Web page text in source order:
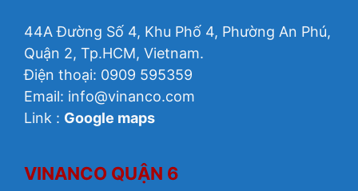
44A Đường Số 4, Khu Phố 4, Phường An Phú,
Quận 2, Tp.HCM, Vietnam.
Điện thoại: 0909 595359
Email: info@vinanco.com
Link : Google maps
VINANCO QUẬN 6